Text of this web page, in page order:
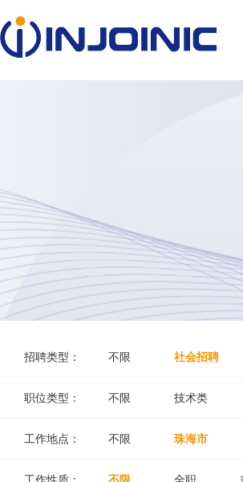
招聘类型： 不限 社会招聘
职位类型： 不限 技术类
工作地点： 不限 珠海市